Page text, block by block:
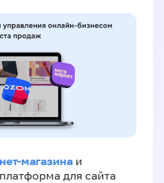
магазина и
для сайта